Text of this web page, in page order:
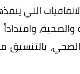
التي
بالتنسيق